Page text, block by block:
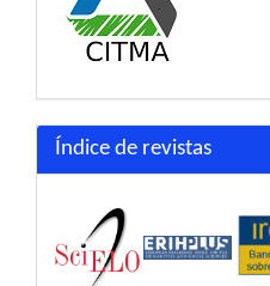
Índice de revistas